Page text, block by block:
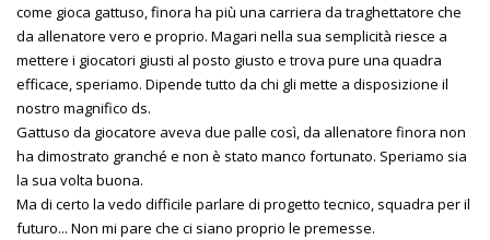
come gioca gattuso, finora ha più una carriera da traghettatore che
da allenatore vero e proprio. Magari nella sua semplicità riesce a
mettere i giocatori giusti al posto giusto e trova pure una quadra
efficace, speriamo. Dipende tutto da chi gli mette a disposizione il
nostro magnifico ds.
Gattuso da giocatore aveva due palle così, da allenatore finora non
ha dimostrato granché e non è stato manco fortunato. Speriamo sia
la sua volta buona.
Ma di certo la vedo difficile parlare di progetto tecnico, squadra per il
futuro... Non mi pare che ci siano proprio le premesse.